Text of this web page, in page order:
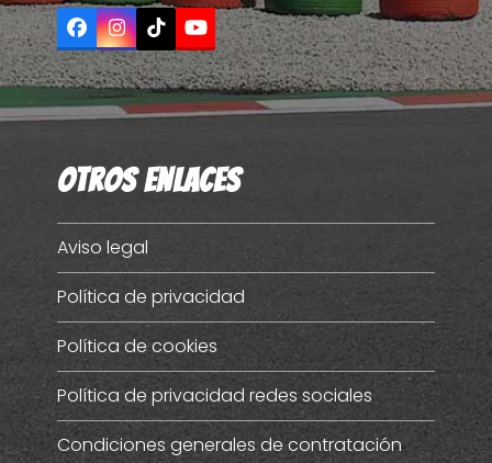
Facebook
Instagram
TiktokYouTube
Otros enlaces
Aviso legal
Política de privacidad
Política de cookies
Política de privacidad redes sociales
Condiciones generales de contratación